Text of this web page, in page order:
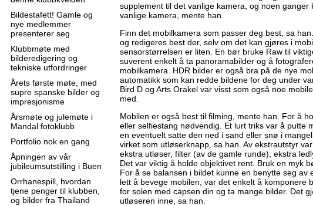
Bildestafett! Gamle og
nye medlemmer
presenterer seg
Klubbmøte med
bilderedigering og
tekniske utfordringer
Årets første møte, med
supre spanske bilder og
impresjonisme
Årsmøte og julemøte i
Mandal fotoklubb
Portfolio nok en gang
Åpningen av vår
jubileumsutstilling i Buen
Orrhanespill, hvordan
tjene penger til klubben,
og bilder fra Thailand
supplement til det vanlige kamera, og noen ganger
vanlige kamera, mente han.
Finn det mobilkamera som passer deg best, sa
og redigeres best der, selv om det kan gjøres i
sensorstørrelsen er liten. En bør bruke Raw til
suverent enkelt å ta panoramabilder og å
mobilkamera. HDR bilder er også bra på de nye
automatikk som kan redde bildene for deg under
Bird D og Arts Orakel var visst som også noe
med.
Mobilen er også best til filming, mente han. For å
eller selfiestang nødvendig. Et lurt triks var å putte
en eventuelt satte den ned i sand eller snø i
virket som utløserknapp, sa han. Av ekstrautstyr
ekstra utløser, filter (av de gamle runde), ekstra
Det var viktig å holde objektivet rent. Bruk en myk
For å se balansen i bildet kunne en benytte seg av
lett å bevege mobilen, var det enkelt å komponere
for solen med capsen din og ta mange bilder. Det
utløseren inne, sa han.